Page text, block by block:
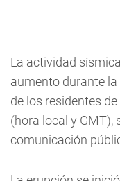
La actividad
aumento durante
de los residentes
(hora local y GMT),
comunicación